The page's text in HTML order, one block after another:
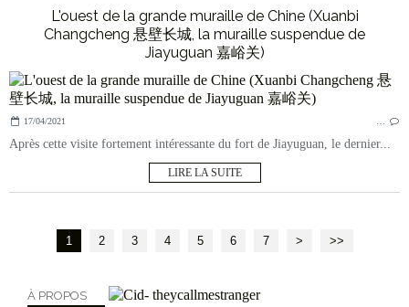
L'ouest de la grande muraille de Chine (Xuanbi
Changcheng 悬壁长城, la muraille suspendue de
Jiayuguan 嘉峪关)
17/04/2021 …
Après cette visite fortement intéressante du fort de Jiayuguan, le dernier...
LIRE LA SUITE
1 2 3 4 5 6 7 > >>
À PROPOS